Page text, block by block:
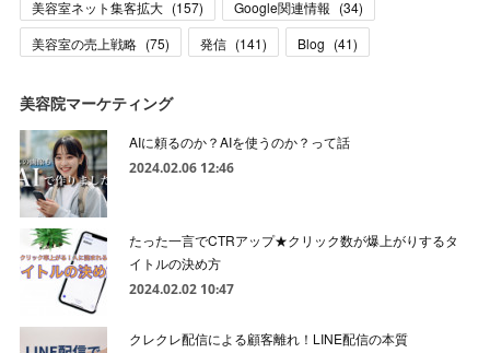
美容室ネット集客拡大 (157) Google関連情報 (34)
美容室の売上戦略 (75) 発信 (141) Blog (41)
美容院マーケティング
AIに頼るのか？AIを使うのか？って話
2024.02.06 12:46
たった一言でCTRアップ★クリック数が爆上がりするタ
イトルの決め方
2024.02.02 10:47
クレクレ配信による顧客離れ！LINE配信の本質